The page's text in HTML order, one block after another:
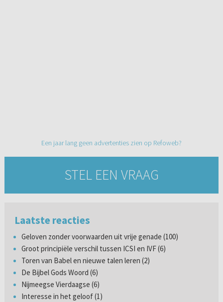
Een jaar lang geen advertenties zien op Refoweb?
STEL EEN VRAAG
Laatste reacties
Geloven zonder voorwaarden uit vrije genade (100)
Groot principiële verschil tussen ICSI en IVF (6)
Toren van Babel en nieuwe talen leren (2)
De Bijbel Gods Woord (6)
Nijmeegse Vierdaagse (6)
Interesse in het geloof (1)